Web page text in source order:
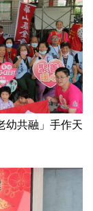
共融」手作天